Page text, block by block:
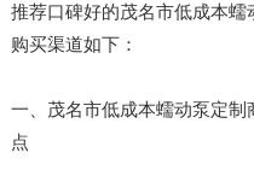
推荐口碑好的茂名市低成本蠕
购买渠道如下：
一、茂名市低成本蠕动泵定制
点